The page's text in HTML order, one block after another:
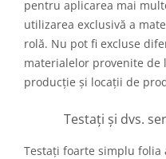
pentru aplicarea mai
utilizarea exclusivă a
rolă. Nu pot fi excluse
materialelor provenite
producție și locații de
Testați și dvs.
Testați foarte simplu folia